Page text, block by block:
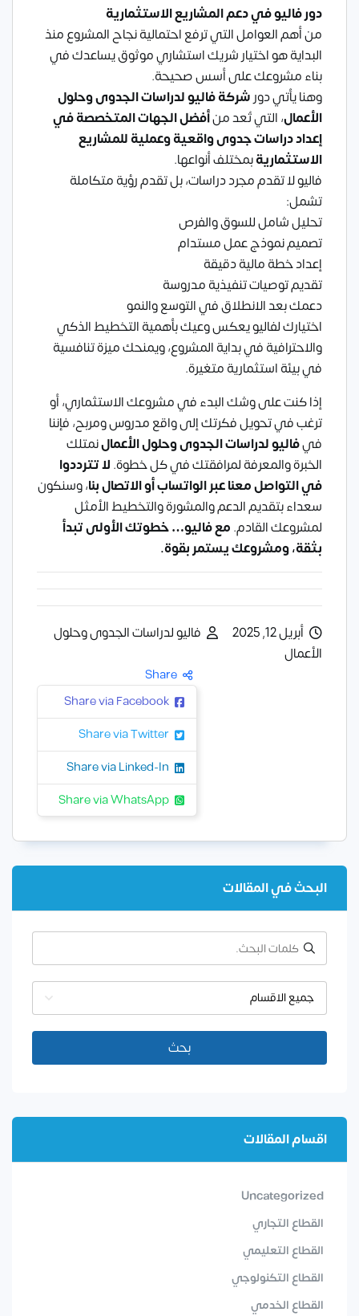
دور فاليو في دعم المشاريع الاستثمارية
من أهم العوامل التي ترفع احتمالية نجاح المشروع منذ
البداية هو اختيار شريك استشاري موثوق يساعدك في
بناء مشروعك على أسس صحيحة.
وهنا يأتي دورشركة فاليولدراسات الجدوى وحلول
الأعمال، التي تُعد منأفضل الجهات المتخصصة في
إعداد دراسات جدوى واقعية وعملية للمشاريع
الاستثماريةبمختلف أنواعها.
فاليو لا تقدم مجرد دراسات، بل تقدم رؤية متكاملة
تشمل:
تحليل شامل للسوق والفرص
تصميم نموذج عمل مستدام
إعداد خطة مالية دقيقة
تقديم توصيات تنفيذية مدروسة
دعمك بعد الانطلاق في التوسع والنمو
اختيارك لفاليو يعكس وعيك بأهمية التخطيط الذكي
والاحترافية في بداية المشروع، ويمنحك ميزة تنافسية
في بيئة استثمارية متغيرة.
إذا كنت على وشك البدء في مشروعك الاستثماري، أو
ترغب في تحويل فكرتك إلى واقع مدروس ومربح، فإننا
فيفاليو لدراسات الجدوىوحلول الأعمالنمتلك
الخبرة والمعرفة لمرافقتك في كل خطوة.لا تترددوا
في التواصل معنا عبرالواتسابأوالاتصال بنا، وسنكون
سعداء بتقديم الدعم والمشورة والتخطيط الأمثل
لمشروعك القادم.مع فاليو… خطوتك الأولى تبدأ
بثقة، ومشروعك يستمر بقوة.
أبريل 12, 2025
فاليو لدراسات الجدوى وحلول
الأعمال
Share
Share via Facebook
Share via Twitter
Share via Linked-In
Share via WhatsApp
البحث في المقالات
جميع الاقسام
بحث
اقسام المقالات
Uncategorized
القطاع التجاري
القطاع التعليمي
القطاع التكنولوجي
القطاع الخدمي